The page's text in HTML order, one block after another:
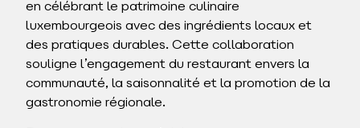
en célébrant le patrimoine culinaire
luxembourgeois avec des ingrédients locaux et
des pratiques durables. Cette collaboration
souligne l’engagement du restaurant envers la
communauté, la saisonnalité et la promotion de la
gastronomie régionale.